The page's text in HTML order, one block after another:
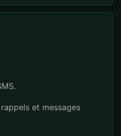
et messages